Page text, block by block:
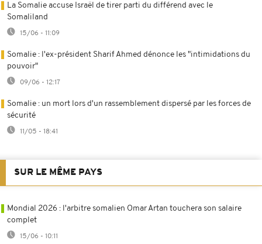
La Somalie accuse Israël de tirer parti du différend avec le
Somaliland
15/06 - 11:09
Somalie : l'ex-président Sharif Ahmed dénonce les "intimidations du
pouvoir"
09/06 - 12:17
Somalie : un mort lors d'un rassemblement dispersé par les forces de
sécurité
11/05 - 18:41
SUR LE MÊME PAYS
Mondial 2026 : l'arbitre somalien Omar Artan touchera son salaire
complet
15/06 - 10:11